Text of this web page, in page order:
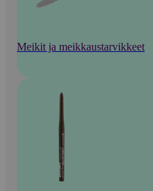
Meikit ja meikkaustarvikkeet